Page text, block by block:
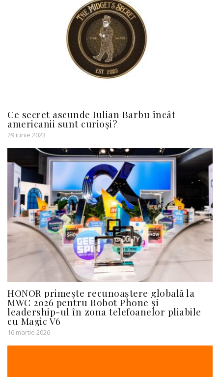
Ce secret ascunde Iulian Barbu încât
americanii sunt curioși?
29 iunie 2023
HONOR primește recunoaștere globală la
MWC 2026 pentru Robot Phone și
leadership-ul în zona telefoanelor pliabile
cu Magic V6
16 martie 2026